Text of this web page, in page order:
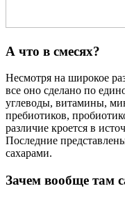
А что в смесях?
Несмотря на широкое
все оно сделано по
углеводы, витамины,
пребиотиков,
различие кроется в
Последние
сахарами.
Зачем вообще там